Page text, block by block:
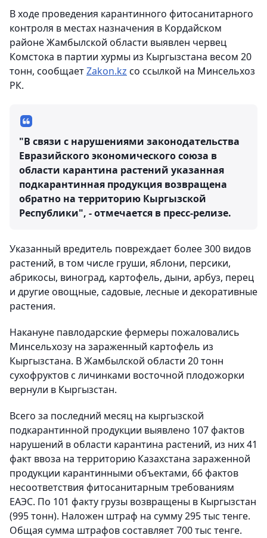
В ходе проведения карантинного фитосанитарного
контроля в местах назначения в Кордайском
районе Жамбылской области выявлен червец
Комстока в партии хурмы из Кыргызстана весом 20
тонн, сообщаетZakon.kz со ссылкой на Минсельхоз
РК.
"В связи с нарушениями законодательства
Евразийского экономического союза в
области карантина растений указанная
подкарантинная продукция возвращена
обратно на территорию Кыргызской
Республики", - отмечается в пресс-релизе.
Указанный вредитель повреждает более 300 видов
растений, в том числе груши, яблони, персики,
абрикосы, виноград, картофель, дыни, арбуз, перец
и другие овощные, садовые, лесные и декоративные
растения.
Накануне павлодарские фермеры пожаловались
Минсельхозу на зараженный картофель из
Кыргызстана. В Жамбылской области 20 тонн
сухофруктов с личинками восточной плодожорки
вернули в Кыргызстан.
Всего за последний месяц на кыргызской
подкарантинной продукции выявлено 107 фактов
нарушений в области карантина растений, из них 41
факт ввоза на территорию Казахстана зараженной
продукции карантинными объектами, 66 фактов
несоответствия фитосанитарным требованиям
ЕАЭС. По 101 факту грузы возвращены в Кыргызстан
(995 тонн). Наложен штраф на сумму 295 тыс тенге.
Общая сумма штрафов составляет 700 тыс тенге.